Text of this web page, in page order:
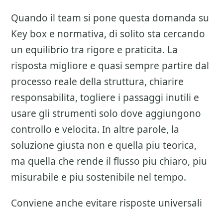
Quando il team si pone questa domanda su
Key box e normativa, di solito sta cercando
un equilibrio tra rigore e praticita. La
risposta migliore e quasi sempre partire dal
processo reale della struttura, chiarire
responsabilita, togliere i passaggi inutili e
usare gli strumenti solo dove aggiungono
controllo e velocita. In altre parole, la
soluzione giusta non e quella piu teorica,
ma quella che rende il flusso piu chiaro, piu
misurabile e piu sostenibile nel tempo.
Conviene anche evitare risposte universali